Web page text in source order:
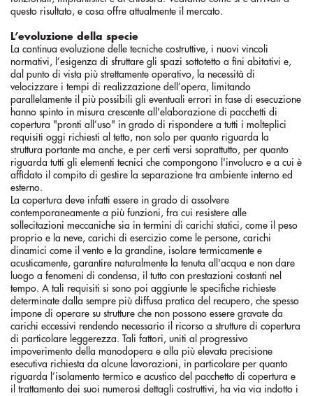
questo risultato, e cosa offre attualmente il mercato.
L’evoluzione della specie
La continua evoluzione delle tecniche costruttive, i nuovi vincoli
normativi, l’esigenza di sfruttare gli spazi sottotetto a fini abitativi e,
dal punto di vista più strettamente operativo, la necessità di
velocizzare i tempi di realizzazione dell’opera, limitando
parallelamente il più possibili gli eventuali errori in fase di esecuzione
hanno spinto in misura crescente all'elaborazione di pacchetti di
copertura "pronti all’uso" in grado di rispondere a tutti i molteplici
requisiti oggi richiesti al tetto, non solo per quanto riguarda la
struttura portante ma anche, e per certi versi soprattutto, per quanto
riguarda tutti gli elementi tecnici che compongono l'involucro e a cui è
affidato il compito di gestire la separazione tra ambiente interno ed
esterno.
La copertura deve infatti essere in grado di assolvere
contemporaneamente a più funzioni, fra cui resistere alle
sollecitazioni meccaniche sia in termini di carichi statici, come il peso
proprio e la neve, carichi di esercizio come le persone, carichi
dinamici come il vento e la grandine, isolare termicamente e
acusticamente, garantire naturalmente la tenuta all'acqua e non dare
luogo a fenomeni di condensa, il tutto con prestazioni costanti nel
tempo. A tali requisiti si sono poi aggiunte le specifiche richieste
determinate dalla sempre più diffusa pratica del recupero, che spesso
impone di operare su strutture che non possono essere gravate da
carichi eccessivi rendendo necessario il ricorso a strutture di copertura
di particolare leggerezza. Tali fattori, uniti al progressivo
impoverimento della manodopera e alla più elevata precisione
esecutiva richiesta da alcune lavorazioni, in particolare per quanto
riguarda l’isolamento termico e acustico del pacchetto di copertura e
il trattamento dei suoi numerosi dettagli costruttivi, ha via via indotto i